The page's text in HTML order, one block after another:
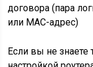
договора (пара
или МАС-адрес)
Если вы не знаете